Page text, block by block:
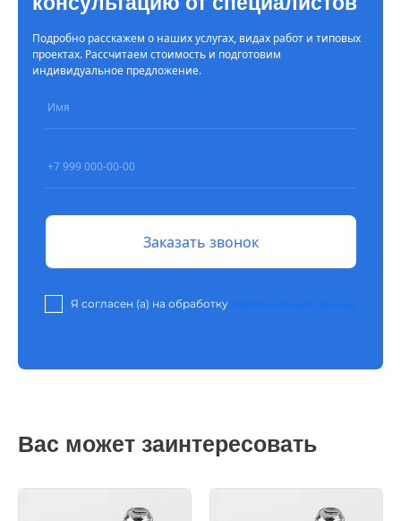
Подробно расскажем о наших услугах, видах работ и типовых
проектах. Рассчитаем стоимость и подготовим
индивидуальное предложение.
Я согласен (а) на обработку персональных данных
Вас может заинтересовать